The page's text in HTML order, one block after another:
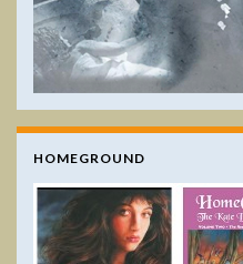
HOMEGROUND